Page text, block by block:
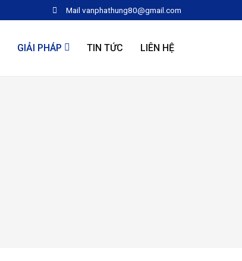
Mail vanphathung80@gmail.com
GIẢI PHÁP TIN TỨC LIÊN HỆ